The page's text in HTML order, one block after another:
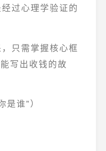
过心理学验证的
只需掌握核心框
写出收钱的故
是谁”）